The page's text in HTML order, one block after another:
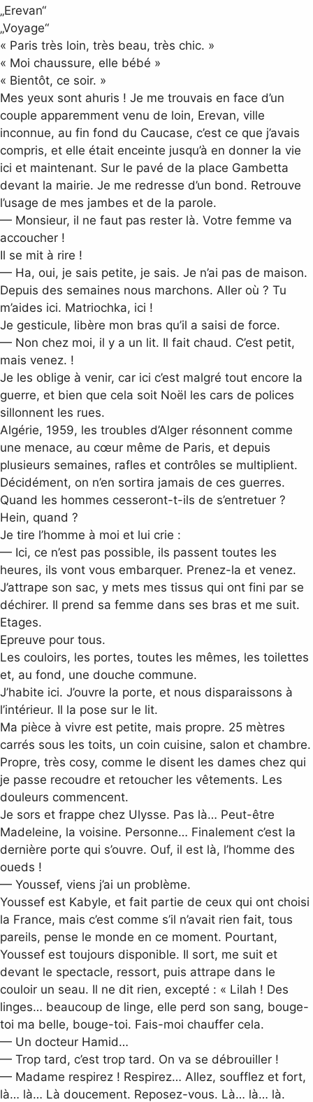
„Erevan“
„Voyage“
« Paris très loin, très beau, très chic. »
« Moi chaussure, elle bébé »
« Bientôt, ce soir. »
Mes yeux sont ahuris ! Je me trouvais en face d’un
couple apparemment venu de loin, Erevan, ville
inconnue, au fin fond du Caucase, c’est ce que j’avais
compris, et elle était enceinte jusqu’à en donner la vie
ici et maintenant. Sur le pavé de la place Gambetta
devant la mairie. Je me redresse d’un bond. Retrouve
l’usage de mes jambes et de la parole.
— Monsieur, il ne faut pas rester là. Votre femme va
accoucher !
Il se mit à rire !
— Ha, oui, je sais petite, je sais. Je n’ai pas de maison.
Depuis des semaines nous marchons. Aller où ? Tu
m’aides ici. Matriochka, ici !
Je gesticule, libère mon bras qu’il a saisi de force.
— Non chez moi, il y a un lit. Il fait chaud. C’est petit,
mais venez. !
Je les oblige à venir, car ici c’est malgré tout encore la
guerre, et bien que cela soit Noël les cars de polices
sillonnent les rues.
Algérie, 1959, les troubles d’Alger résonnent comme
une menace, au cœur même de Paris, et depuis
plusieurs semaines, rafles et contrôles se multiplient.
Décidément, on n’en sortira jamais de ces guerres.
Quand les hommes cesseront-t-ils de s’entretuer ?
Hein, quand ?
Je tire l’homme à moi et lui crie :
— Ici, ce n’est pas possible, ils passent toutes les
heures, ils vont vous embarquer. Prenez-la et venez.
J’attrape son sac, y mets mes tissus qui ont fini par se
déchirer. Il prend sa femme dans ses bras et me suit.
Etages.
Epreuve pour tous.
Les couloirs, les portes, toutes les mêmes, les toilettes
et, au fond, une douche commune.
J’habite ici. J’ouvre la porte, et nous disparaissons à
l’intérieur. Il la pose sur le lit.
Ma pièce à vivre est petite, mais propre. 25 mètres
carrés sous les toits, un coin cuisine, salon et chambre.
Propre, très cosy, comme le disent les dames chez qui
je passe recoudre et retoucher les vêtements. Les
douleurs commencent.
Je sors et frappe chez Ulysse. Pas là… Peut-être
Madeleine, la voisine. Personne… Finalement c’est la
dernière porte qui s’ouvre. Ouf, il est là, l’homme des
oueds !
— Youssef, viens j’ai un problème.
Youssef est Kabyle, et fait partie de ceux qui ont choisi
la France, mais c’est comme s’il n’avait rien fait, tous
pareils, pense le monde en ce moment. Pourtant,
Youssef est toujours disponible. Il sort, me suit et
devant le spectacle, ressort, puis attrape dans le
couloir un seau. Il ne dit rien, excepté : « Lilah ! Des
linges… beaucoup de linge, elle perd son sang, bouge-
toi ma belle, bouge-toi. Fais-moi chauffer cela.
— Un docteur Hamid…
— Trop tard, c’est trop tard. On va se débrouiller !
— Madame respirez ! Respirez… Allez, soufflez et fort,
là… là… Là doucement. Reposez-vous. Là… là… là.